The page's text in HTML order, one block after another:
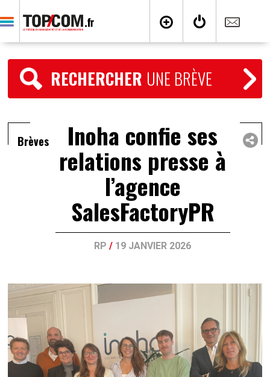
RECHERCHER UNE BRÈVE
Brèves Inoha confie ses
relations presse à
l’agence
SalesFactoryPR
RP / 19 JANVIER 2026